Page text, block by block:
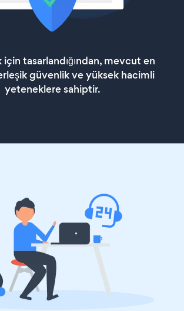
tasarlandığından, mevcut en
güvenlik ve yüksek hacimli
yeteneklere sahiptir.